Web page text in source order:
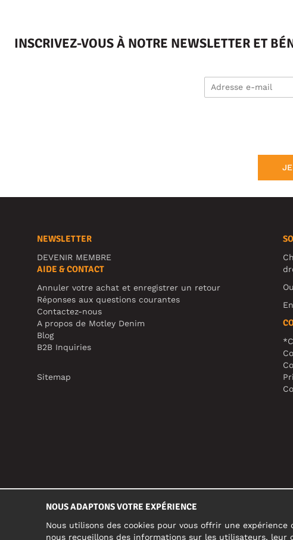
INSCRIVEZ-VOUS À NOTRE NEWSLETTER ET
NEWSLETTER
DEVENIR MEMBRE
AIDE & CONTACT
Annuler votre achat et enregistrer un retour
Réponses aux questions courantes
Contactez-nous
A propos de Motley Denim
Blog
B2B Inquiries
Sitemap
NOUS ADAPTONS VOTRE EXPÉRIENCE
Nous utilisons des cookies pour vous offrir une
nous recueillons des informations sur les utilisateurs, leur